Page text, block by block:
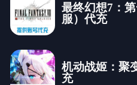
最终幻想7：
服）代充
机动战姬：聚
充